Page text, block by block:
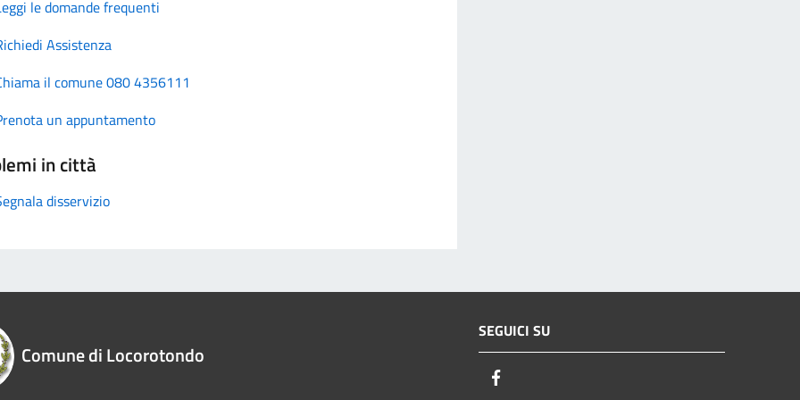
le domande frequenti
Assistenza
il comune 080 4356111
un appuntamento
in città
disservizio
Comune di Locorotondo
SEGUICI SU